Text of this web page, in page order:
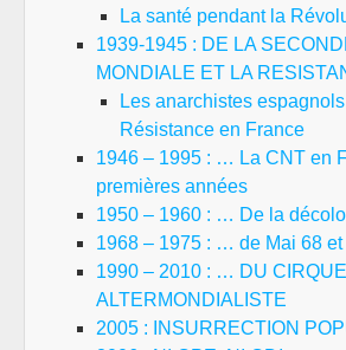
La santé pendant la
1939-1945 : DE LA
MONDIALE ET LA
Les anarchistes
Résistance en France
1946 – 1995 : … La CNT en
premières années
1950 – 1960 : … De la
1968 – 1975 : … de Mai 68 et
1990 – 2010 : … DU CIRQUE
ALTERMONDIALISTE
2005 : INSURRECTION